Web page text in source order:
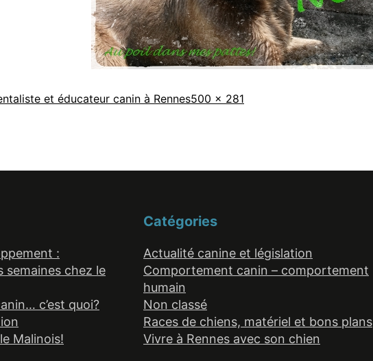
et éducateur canin à RennesTaille
500 × 281
:
semaines chez le
c’est quoi?
Malinois!
Catégories
Actualité canine et législation
Comportement canin – comportement
humain
Non classé
Races de chiens, matériel et bons plans
Vivre à Rennes avec son chien